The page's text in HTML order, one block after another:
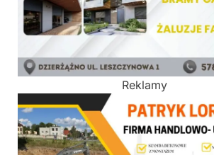
Reklamy